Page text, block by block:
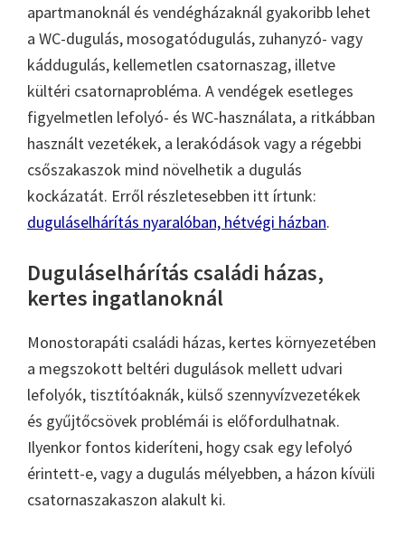
apartmanoknál és vendégházaknál gyakoribb lehet
a WC-dugulás, mosogatódugulás, zuhanyzó- vagy
káddugulás, kellemetlen csatornaszag, illetve
kültéri csatornaprobléma. A vendégek esetleges
figyelmetlen lefolyó- és WC-használata, a ritkábban
használt vezetékek, a lerakódások vagy a régebbi
csőszakaszok mind növelhetik a dugulás
kockázatát. Erről részletesebben itt írtunk:
duguláselhárítás nyaralóban, hétvégi házban.
Duguláselhárítás családi házas,
kertes ingatlanoknál
Monostorapáti családi házas, kertes környezetében
a megszokott beltéri dugulások mellett udvari
lefolyók, tisztítóaknák, külső szennyvízvezetékek
és gyűjtőcsövek problémái is előfordulhatnak.
Ilyenkor fontos kideríteni, hogy csak egy lefolyó
érintett-e, vagy a dugulás mélyebben, a házon kívüli
csatornaszakaszon alakult ki.